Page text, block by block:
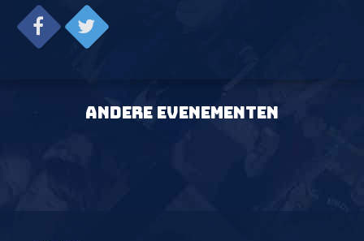
ANDERE EVENEMENTEN